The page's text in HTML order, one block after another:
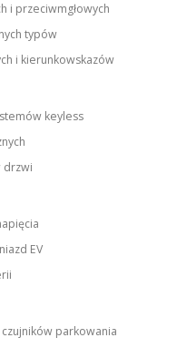
i przeciwmgłowych
typów
i kierunkowskazów
keyless
drzwi
EV
parkowania